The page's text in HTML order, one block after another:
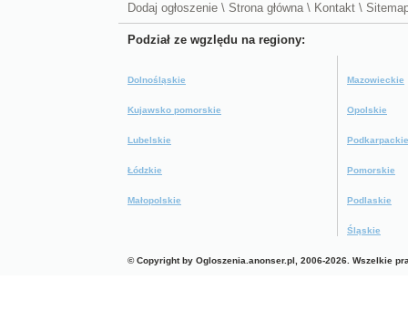
Dodaj ogłoszenie \ Strona główna\ Kontakt \
Podział ze wgzlędu na regiony:
Dolnośląskie
Kujawsko pomorskie
Lubelskie
Łódzkie
Małopolskie
Mazowieckie
Opolskie
Podkarpackie
Pomorskie
Podlaskie
Śląskie
© Copyright by Ogloszenia.anonser.pl, 2006-2026. Wszelkie